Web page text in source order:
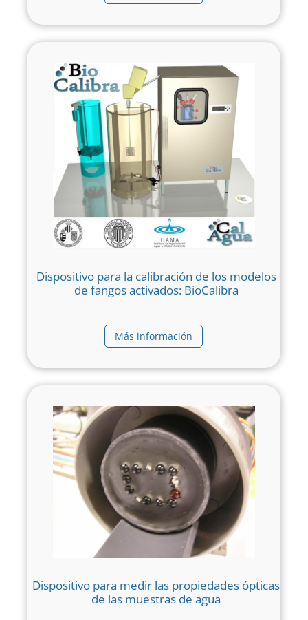
Dispositivo para la calibración de los modelos
de fangos activados: BioCalibra
Más información
Dispositivo para medir las propiedades ópticas
de las muestras de agua